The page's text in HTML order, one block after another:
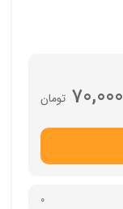
تومان 70,000
0